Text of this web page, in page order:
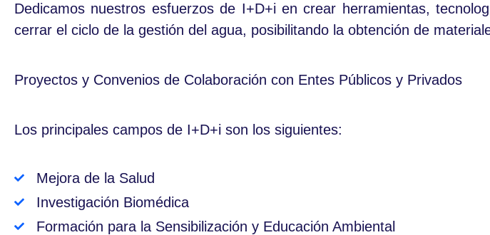
Dedicamos nuestros esfuerzos de I+D+i en crear herramientas,
cerrar el ciclo de la gestión del agua, posibilitando la obtención de
Proyectos y Convenios de Colaboración con Entes Públicos y Privados
Los principales campos de I+D+i son los siguientes:
Mejora de la Salud
Investigación Biomédica
Formación para la Sensibilización y Educación Ambiental